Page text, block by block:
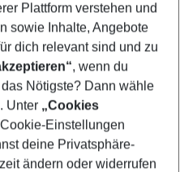
Plattform verstehen und
sowie Inhalte, Angebote
dich relevant sind und zu
, wenn du
Nötigste? Dann wähle
. Unter „Cookies
Einstellungen
deine Privatsphäre-
ändern oder widerrufen